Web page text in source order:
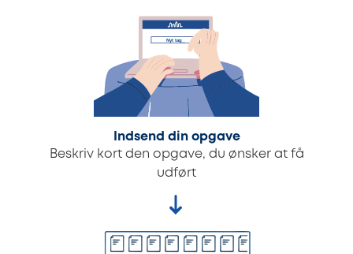
Indsend din opgave
Beskriv kort den opgave, du ønsker at få
udført